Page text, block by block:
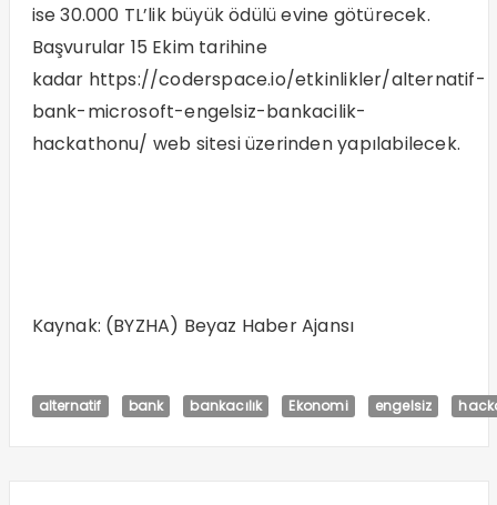
ise 30.000 TL’lik büyük ödülü evine götürecek.
Başvurular 15 Ekim tarihine
kadar https://coderspace.io/etkinlikler/alternatif-
bank-microsoft-engelsiz-bankacilik-
hackathonu/ web sitesi üzerinden yapılabilecek.
Kaynak: (BYZHA) Beyaz Haber Ajansı
alternatif bank bankacılık Ekonomi engelsiz